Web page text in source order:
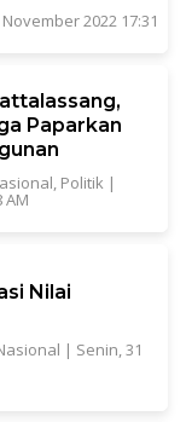
2022 17:31
Paparkan
, Politik |
AM
Nilai
| Senin, 31